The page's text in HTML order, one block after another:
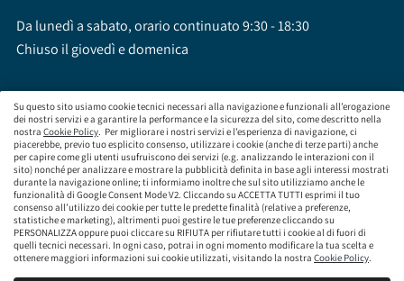
Su questo sito usiamo cookie tecnici necessari alla navigazione e funzionali all’erogazione
dei nostri servizi e a garantire la performance e la sicurezza del sito, come descritto nella
nostra Cookie Policy. Per migliorare i nostri servizi e l’esperienza di navigazione, ci
piacerebbe, previo tuo esplicito consenso, utilizzare i cookie (anche di terze parti) anche
per capire come gli utenti usufruiscono dei servizi (e.g. analizzando le interazioni con il
sito) nonché per analizzare e mostrare la pubblicità definita in base agli interessi mostrati
durante la navigazione online; ti informiamo inoltre che sul sito utilizziamo anche le
funzionalità di Google Consent Mode V2. Cliccando su ACCETTA TUTTI esprimi il tuo
consenso all’utilizzo dei cookie per tutte le predette finalità (relative a preferenze,
statistiche e marketing), altrimenti puoi gestire le tue preferenze cliccando su
PERSONALIZZA oppure puoi cliccare su RIFIUTA per rifiutare tutti i cookie al di fuori di
quelli tecnici necessari. In ogni caso, potrai in ogni momento modificare la tua scelta e
ottenere maggiori informazioni sui cookie utilizzati, visitando la nostra Cookie Policy.
Da lunedì a sabato, orario continuato 9:30 - 18:30
Chiuso il giovedì e domenica
brumbrum S.p.A a socio unico - CF / P.IVA 09323210964 - Numero REA: MI - 2083307 -
Capitale Sociale: Euro 218.547,65 i.v.
Sede Legale Via Leningrado 8, 20161 Milano MI
Società soggetta alla direzione e coordinamento di Aramis Group S.A.
Società soggetta al controllo IVASS, consulta gli estremi dell'iscrizione al sito
www.servizi.ivass.it
Numero iscrizione: E000629295 Sezione E - Collaboratori degli intermediari iscritti nelle
sezioni A, B o D